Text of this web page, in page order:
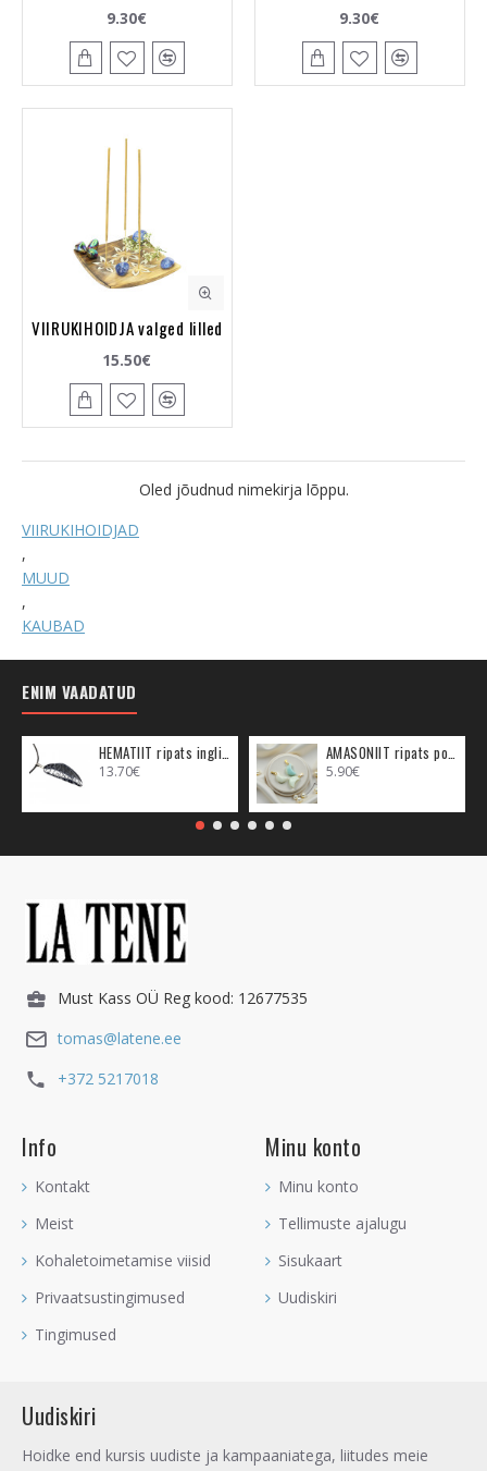
9.30€ 9.30€
VIIRUKIHOIDJA valged lilled
15.50€
Oled jõudnud nimekirja lõppu.
VIIRUKIHOIDJAD
,
MUUD
,
KAUBAD
ENIM VAADATUD
HEMATIIT ripats inglitiib (metall)
13.70€
AMASONIIT ripats poolkuu (metall)
5.90€
Must Kass OÜ Reg kood: 12677535
tomas@latene.ee
+372 5217018
Info
Kontakt
Meist
Kohaletoimetamise viisid
Privaatsustingimused
Tingimused
Minu konto
Minu konto
Tellimuste ajalugu
Sisukaart
Uudiskiri
Uudiskiri
Hoidke end kursis uudiste ja kampaaniatega, liitudes meie